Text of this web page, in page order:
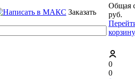
Заказать
Общая
руб.
корзину
0
0